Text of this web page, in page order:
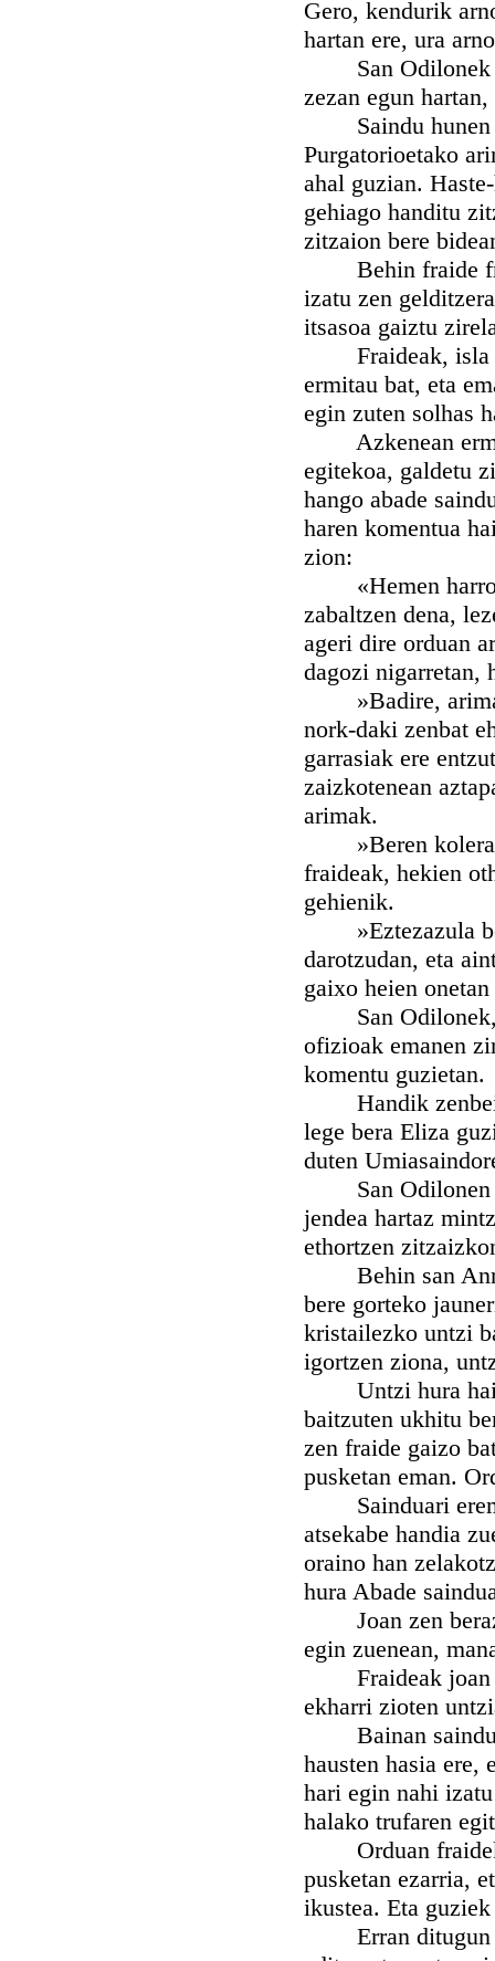
Gero, kendurik
hartan ere, ura
San Odilonek
zezan egun
Saindu hunen
Purgatorioetako
ahal guzian.
gehiago handitu
zitzaion bere
Behin fraide
izatu zen
itsasoa gaiztu
Fraideak, isla
ermitau bat, eta
egin zuten solhas
Azkenean
egitekoa, galdetu
hango abade
haren komentua
zion:
«Hemen
zabaltzen dena,
ageri dire orduan
dagozi nigarretan,
»Badire, arima
nork-daki zenbat
garrasiak ere
zaizkotenean
arimak.
»Beren koleran
fraideak, hekien
gehienik.
»Eztezazula
darotzudan, eta
gaixo heien
San Odilonek,
ofizioak emanen
komentu guzietan.
Handik zenbeit
lege bera Eliza
duten
San Odilonen
jendea hartaz
ethortzen
Behin san Anri
bere gorteko
kristailezko untzi
igortzen ziona,
Untzi hura hain
baitzuten ukhitu
zen fraide gaizo
pusketan eman.
Sainduari
atsekabe handia
oraino han
hura Abade
Joan zen beraz
egin zuenean,
Fraideak joan
ekharri zioten
Bainan
hausten hasia ere,
hari egin nahi
halako trufaren
Orduan fraidek
pusketan ezarria,
ikustea. Eta
Erran ditugun